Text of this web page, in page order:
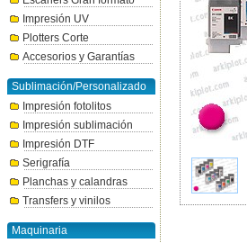
Impresión UV
Plotters Corte
Accesorios y Garantías
Sublimación/Personalizado
Impresión fotolitos
Impresión sublimación
Impresión DTF
Serigrafía
Planchas y calandras
Transfers y vinilos
Maquinaria